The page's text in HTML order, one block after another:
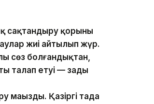
сақтандыру қорының
жиі айтылып жүр.
сөз болғандықтан,
талап етуі — заңды
Қазіргі таңда